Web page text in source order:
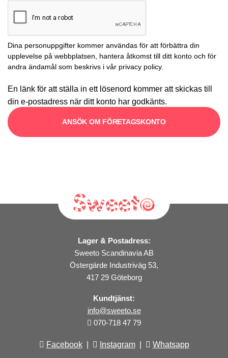
Dina personuppgifter kommer användas för att förbättra din
upplevelse på webbplatsen, hantera åtkomst till ditt konto och för
andra ändamål som beskrivs i vår privacy policy.
En länk för att ställa in ett lösenord kommer att skickas till
din e-postadress när ditt konto har godkänts.
ANSÖK OM FÖRETAGSKONTO
Lager & Postadress:
Sweeto Scandinavia AB
Östergärde Industriväg 53,
417 29 Göteborg
Kundtjänst:
info@sweeto.se
070-718 47 79
Facebook| Instagram| Whatsapp